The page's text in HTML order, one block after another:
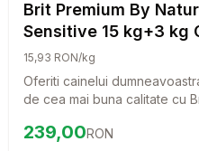
Brit Premium By
Sensitive 15 kg+3 kg
15,93 RON/kg
Oferiti cainelui
de cea mai buna calitate cu
delicioasa, bazata pe carne
Preț: 239.00 RON
239,00RON